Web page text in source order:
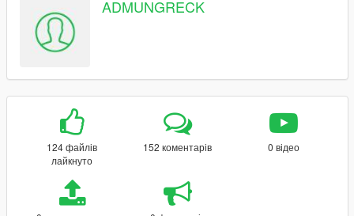
ADMUNGRECK
124 файлів
лайкнуто
152 коментарів 0 відео